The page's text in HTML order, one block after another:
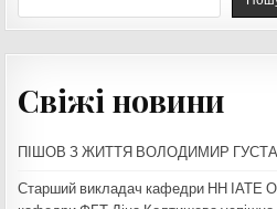
Свіжі новини
ПІШОВ З ЖИТТЯ ВОЛОДИМИР
Старший викладач кафедри НН ІАТЕ